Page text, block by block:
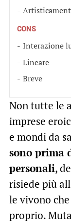
CONS
Interazione
Lineare
Breve
Non tutte le
imprese
e mondi da
sono prima
personali,
risiede più
le vivono
proprio.